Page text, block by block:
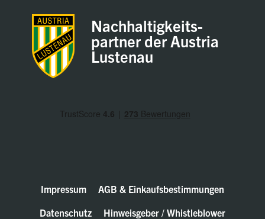
Nachhaltigkeits-
partner der Austria
Lustenau
Impressum
AGB & Einkaufsbestimmungen
Datenschutz
Hinweisgeber / Whistleblower